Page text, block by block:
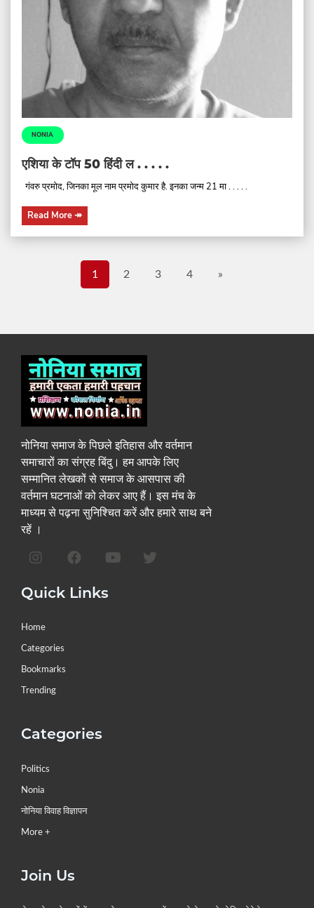
NONIA
एशिया के टॉप 50 हिंदी ल . . . . .
गंवरु प्रमोद, जिनका मूल नाम प्रमोद कुमार है. इनका जन्म 21 मा . . . . .
Read More↠
1 2 3 4 »
नोनिया समाज के पिछले इतिहास और वर्तमान
समाचारों का संग्रह बिंदु। हम आपके लिए
सम्मानित लेखकों से समाज के आसपास की
वर्तमान घटनाओं को लेकर आए हैं। इस मंच के
माध्यम से पढ़ना सुनिश्चित करें और हमारे साथ बने
रहें ।
Quick Links
Home
Categories
Bookmarks
Trending
Categories
Politics
Nonia
नोनिया विवाह विज्ञापन
More +
Join Us